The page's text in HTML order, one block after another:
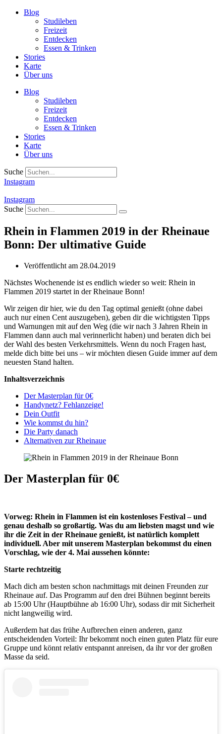
Zum
Blog
Studileben
Freizeit
Entdecken
Essen & Trinken
Stories
Karte
Über uns
Blog
Studileben
Freizeit
Entdecken
Essen & Trinken
Stories
Karte
Über uns
Suche
Instagram
Instagram
Suche
Rhein in Flammen 2019 in der Rheinaue
Bonn: Der ultimative Guide
Veröffentlicht am 28.04.2019
Nächstes Wochenende ist es endlich wieder so weit: Rhein in
Flammen 2019 startet in der Rheinaue Bonn!
Wir zeigen dir hier, wie du den Tag optimal genießt (ohne dabei
auch nur einen Cent auszugeben), geben dir die wichtigsten Tipps
und Warnungen mit auf den Weg (die wir nach 3 Jahren Rhein in
Flammen dann auch mal verinnerlicht haben) und beraten dich bei
der Wahl des besten Verkehrsmittels. Wenn du noch Fragen hast,
melde dich bitte bei uns – wir möchten diesen Guide immer auf dem
neuesten Stand halten.
Inhaltsverzeichnis
Der Masterplan für 0€
Handynetz? Fehlanzeige!
Dein Outfit
Wie kommst du hin?
Die Party danach
Alternativen zur Rheinaue
Der Masterplan für 0€
Vorweg: Rhein in Flammen ist ein kostenloses Festival – und
genau deshalb so großartig. Was du am liebsten magst und wie
ihr die Zeit in der Rheinaue genießt, ist natürlich komplett
individuell. Aber mit unserem Masterplan bekommst du einen
Vorschlag, wie der 4. Mai aussehen könnte:
Starte rechtzeitig
Mach dich am besten schon nachmittags mit deinen Freunden zur
Rheinaue auf. Das Programm auf den drei Bühnen beginnt bereits
ab 15:00 Uhr (Hauptbühne ab 16:00 Uhr), sodass dir mit Sicherheit
nicht langweilig wird.
Außerdem hat das frühe Aufbrechen einen anderen, ganz
entscheidenden Vorteil: Ihr bekommt noch einen guten Platz für eure
Gruppe und könnt relativ entspannt anreisen, da ihr vor der großen
Masse da seid.